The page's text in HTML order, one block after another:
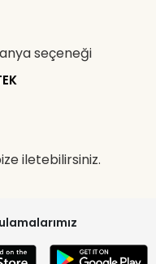
seçeneği
iletebilirsiniz.